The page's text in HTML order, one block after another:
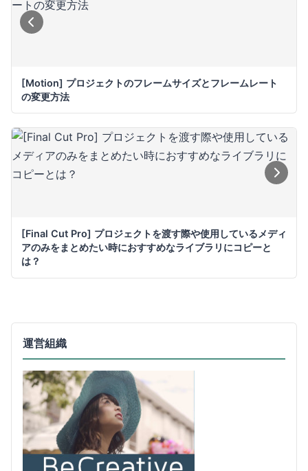
[Motion] プロジェクトのフレームサイズとフレームレート
の変更方法
[Final Cut Pro] プロジェクトを渡す際や使用しているメディ
アのみをまとめたい時におすすめなライブラリにコピーと
は？
運営組織